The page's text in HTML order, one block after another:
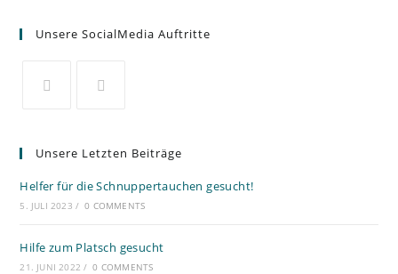
Unsere SocialMedia Auftritte
Unsere Letzten Beiträge
Helfer für die Schnuppertauchen gesucht!
5. JULI 2023 / 0 COMMENTS
Hilfe zum Platsch gesucht
21. JUNI 2022 / 0 COMMENTS